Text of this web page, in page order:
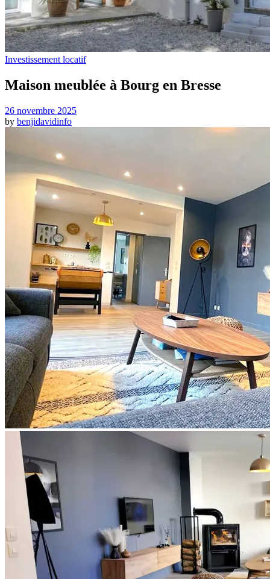
Investissement locatif
Maison meublée à Bourg en Bresse
26 novembre 2025
by benjidavidinfo